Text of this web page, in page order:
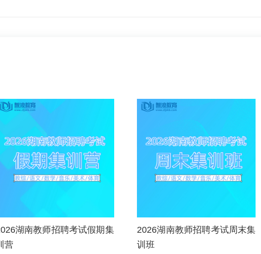
湖南教师招聘考试假期集
营
2026湖南教师招聘考试周末集
训班